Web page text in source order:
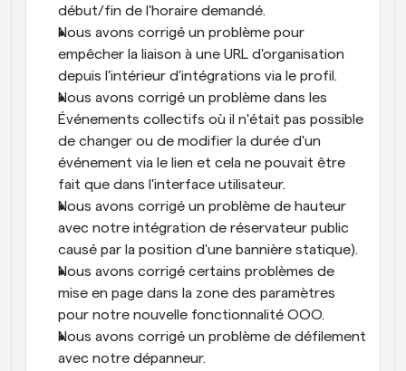
début/fin de l'horaire demandé.
Nous avons corrigé un problème pour
empêcher la liaison à une URL d'organisation
depuis l'intérieur d'intégrations via le profil.
Nous avons corrigé un problème dans les
Événements collectifs où il n'était pas possible
de changer ou de modifier la durée d'un
événement via le lien et cela ne pouvait être
fait que dans l'interface utilisateur.
Nous avons corrigé un problème de hauteur
avec notre intégration de réservateur public
causé par la position d'une bannière statique).
Nous avons corrigé certains problèmes de
mise en page dans la zone des paramètres
pour notre nouvelle fonctionnalité OOO.
Nous avons corrigé un problème de défilement
avec notre dépanneur.